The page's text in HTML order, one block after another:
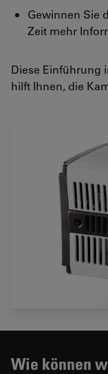
Gewinnen Sie
Zeit mehr
Diese Einführung
hilft Ihnen, die
Wie können